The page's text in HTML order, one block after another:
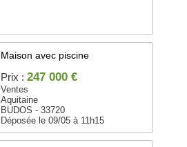
Maison avec piscine
Prix : 247 000 €
Ventes
Aquitaine
BUDOS - 33720
Déposée le 09/05 à 11h15